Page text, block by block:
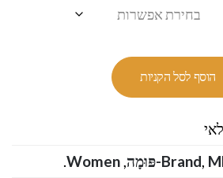
הוסף לסל הקניות
Brand,
,
Women
.